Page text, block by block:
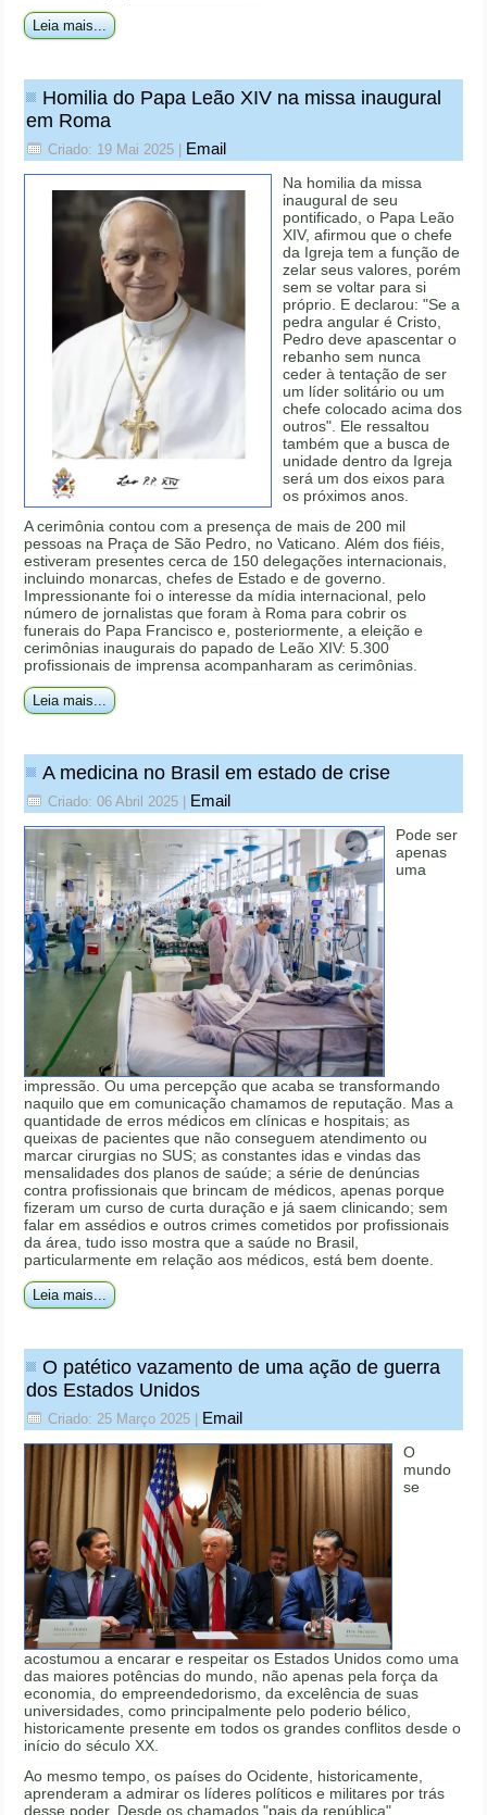
Leia mais...
Homilia do Papa Leão XIV na missa inaugural
em Roma
Criado: 19 Mai 2025 Email
Na homilia da missa
inaugural de seu
pontificado, o Papa Leão
XIV, afirmou que o chefe
da Igreja tem a função de
zelar seus valores, porém
sem se voltar para si
próprio. E declarou: "Se a
pedra angular é Cristo,
Pedro deve apascentar o
rebanho sem nunca
ceder à tentação de ser
um líder solitário ou um
chefe colocado acima dos
outros". Ele ressaltou
também que a busca de
unidade dentro da Igreja
será um dos eixos para
os próximos anos.
A cerimônia contou com a presença de mais de 200 mil
pessoas na Praça de São Pedro, no Vaticano. Além dos fiéis,
estiveram presentes cerca de 150 delegações internacionais,
incluindo monarcas, chefes de Estado e de governo.
Impressionante foi o interesse da mídia internacional, pelo
número de jornalistas que foram à Roma para cobrir os
funerais do Papa Francisco e, posteriormente, a eleição e
cerimônias inaugurais do papado de Leão XIV: 5.300
profissionais de imprensa acompanharam as cerimônias.
Leia mais...
A medicina no Brasil em estado de crise
Criado: 06 Abril 2025 Email
Pode ser
apenas
uma
impressão. Ou uma percepção que acaba se transformando
naquilo que em comunicação chamamos de reputação. Mas a
quantidade de erros médicos em clínicas e hospitais; as
queixas de pacientes que não conseguem atendimento ou
marcar cirurgias no SUS; as constantes idas e vindas das
mensalidades dos planos de saúde; a série de denúncias
contra profissionais que brincam de médicos, apenas porque
fizeram um curso de curta duração e já saem clinicando; sem
falar em assédios e outros crimes cometidos por profissionais
da área, tudo isso mostra que a saúde no Brasil,
particularmente em relação aos médicos, está bem doente.
Leia mais...
O patético vazamento de uma ação de guerra
dos Estados Unidos
Criado: 25 Março 2025 Email
O
mundo
se
acostumou a encarar e respeitar os Estados Unidos como uma
das maiores potências do mundo, não apenas pela força da
economia, do empreendedorismo, da excelência de suas
universidades, como principalmente pelo poderio bélico,
historicamente presente em todos os grandes conflitos desde o
início do século XX.
Ao mesmo tempo, os países do Ocidente, historicamente,
aprenderam a admirar os líderes políticos e militares por trás
desse poder. Desde os chamados "pais da república"